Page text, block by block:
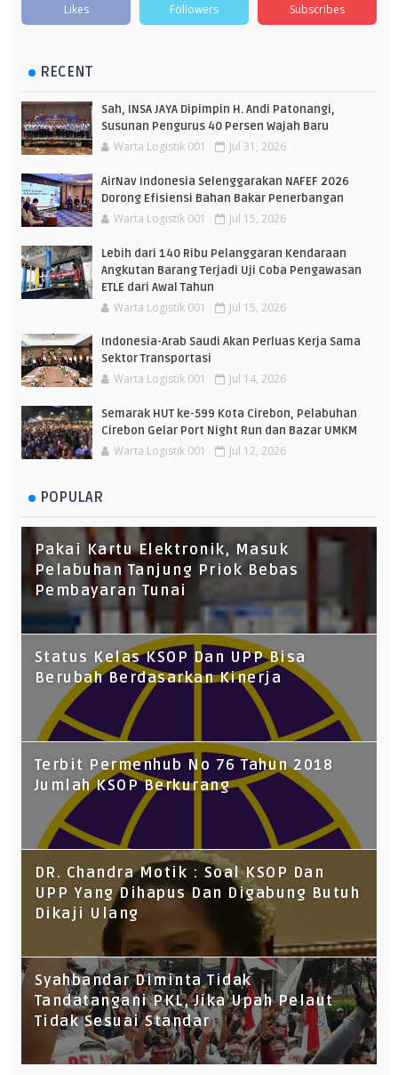
Likes Followers Subscribes
RECENT
Sah, INSA JAYA Dipimpin H. Andi Patonangi,
Susunan Pengurus 40 Persen Wajah Baru
Warta Logistik 001 Jul 31, 2026
AirNav Indonesia Selenggarakan NAFEF 2026
Dorong Efisiensi Bahan Bakar Penerbangan
Warta Logistik 001 Jul 15, 2026
Lebih dari 140 Ribu Pelanggaran Kendaraan
Angkutan Barang Terjadi Uji Coba Pengawasan
ETLE dari Awal Tahun
Warta Logistik 001 Jul 15, 2026
Indonesia-Arab Saudi Akan Perluas Kerja Sama
Sektor Transportasi
Warta Logistik 001 Jul 14, 2026
Semarak HUT ke-599 Kota Cirebon, Pelabuhan
Cirebon Gelar Port Night Run dan Bazar UMKM
Warta Logistik 001 Jul 12, 2026
POPULAR
Pakai Kartu Elektronik, Masuk
Pelabuhan Tanjung Priok Bebas
Pembayaran Tunai
Status Kelas KSOP Dan UPP Bisa
Berubah Berdasarkan Kinerja
Terbit Permenhub No 76 Tahun 2018
Jumlah KSOP Berkurang
DR. Chandra Motik : Soal KSOP Dan
UPP Yang Dihapus Dan Digabung Butuh
Dikaji Ulang
Syahbandar Diminta Tidak
Tandatangani PKL, Jika Upah Pelaut
Tidak Sesuai Standar